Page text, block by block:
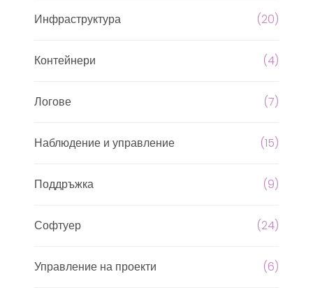
Инфраструктура (20)
Контейнери (4)
Логове (7)
Наблюдение и управление (15)
Поддръжка (9)
Софтуер (24)
Управление на проекти (6)